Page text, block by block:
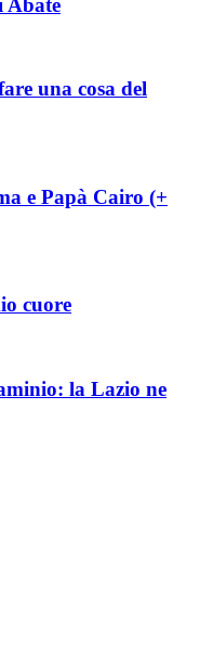
Abate
una cosa del
e Papà Cairo (+
cuore
la Lazio ne